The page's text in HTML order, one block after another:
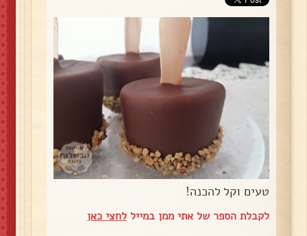
טעים וקל להכנה!
לקבלת הספר של אתי ממן במייללחצי כאן